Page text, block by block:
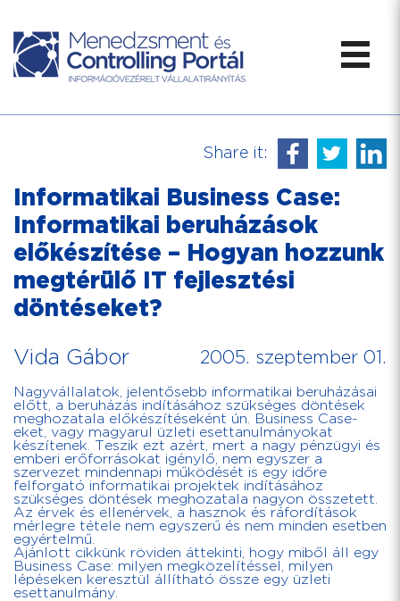
Share it:
Informatikai Business Case:
Informatikai beruházások
előkészítése – Hogyan hozzunk
megtérülő IT fejlesztési
döntéseket?
Vida Gábor 2005. szeptember 01.
Nagyvállalatok, jelentősebb informatikai beruházásai
előtt, a beruházás indításához szükséges döntések
meghozatala előkészítéseként ún. Business Case-
eket, vagy magyarul üzleti esettanulmányokat
készítenek. Teszik ezt azért, mert a nagy pénzügyi és
emberi erőforrásokat igénylő, nem egyszer a
szervezet mindennapi működését is egy időre
felforgató informatikai projektek indításához
szükséges döntések meghozatala nagyon összetett.
Az érvek és ellenérvek, a hasznok és ráfordítások
mérlegre tétele nem egyszerű és nem minden esetben
egyértelmű.
Ajánlott cikkünk röviden áttekinti, hogy miből áll egy
Business Case: milyen megközelítéssel, milyen
lépéseken keresztül állítható össze egy üzleti
esettanulmány.